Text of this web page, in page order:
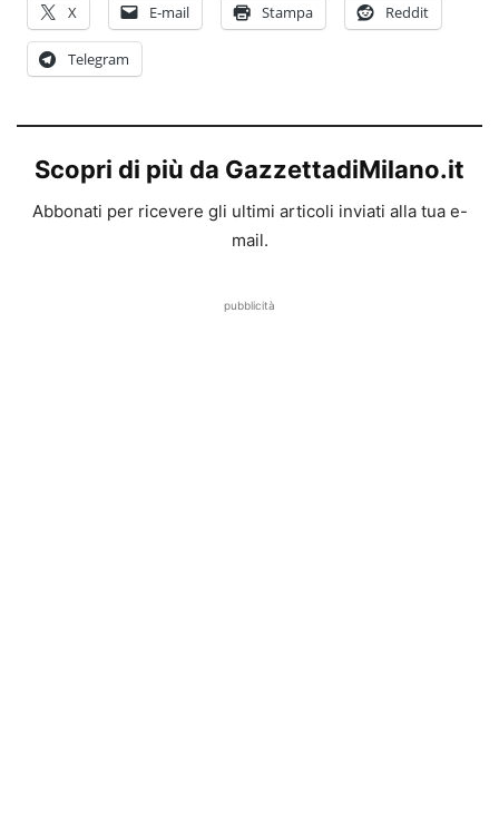
X E-mail Stampa Reddit
Telegram
Scopri di più da GazzettadiMilano.it
Abbonati per ricevere gli ultimi articoli inviati alla tua e-
mail.
pubblicità